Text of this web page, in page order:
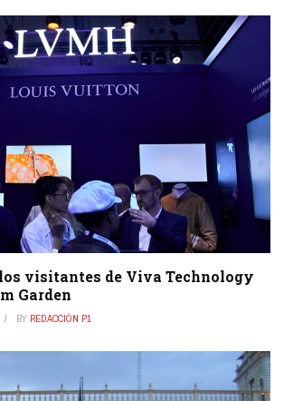
visitantes de Viva Technology
Garden
BY REDACCIÓN P1